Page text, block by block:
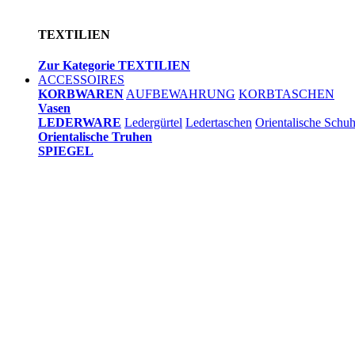
TEXTILIEN
Zur Kategorie TEXTILIEN
ACCESSOIRES
KORBWAREN AUFBEWAHRUNG KORBTASCHEN
Vasen
LEDERWARE Ledergürtel Ledertaschen Orientalische
Orientalische Truhen
SPIEGEL